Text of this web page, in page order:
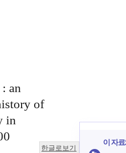
an
of
in
한글로보기
이 자